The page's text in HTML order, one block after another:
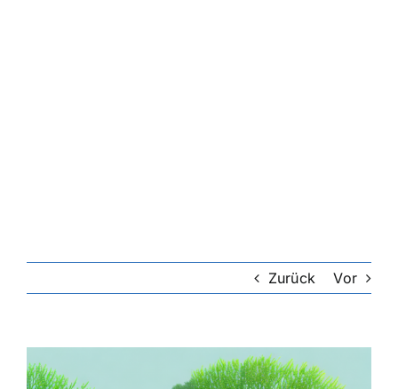
Zurück Vor
grösseres